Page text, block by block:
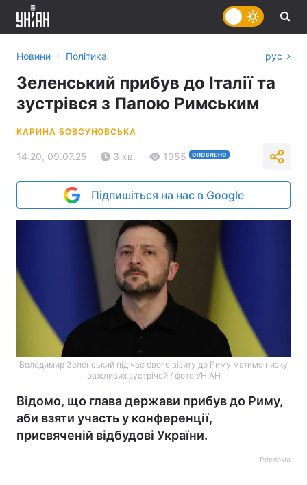
Новини › Політика рус
Зеленський прибув до Італії та
зустрівся з Папою Римським
КАРИНА БОВСУНОВСЬКА
14:20, 09.07.25 3 хв. 1955 ОНОВЛЕНО
Підпишіться на нас в Google
Володимир Зеленський під час свого візиту до Риму матиме низку
важливих зустрічей / фото УНІАН
Відомо, що глава держави прибув до Риму,
аби взяти участь у конференції,
присвяченій відбудові України.
Реклама